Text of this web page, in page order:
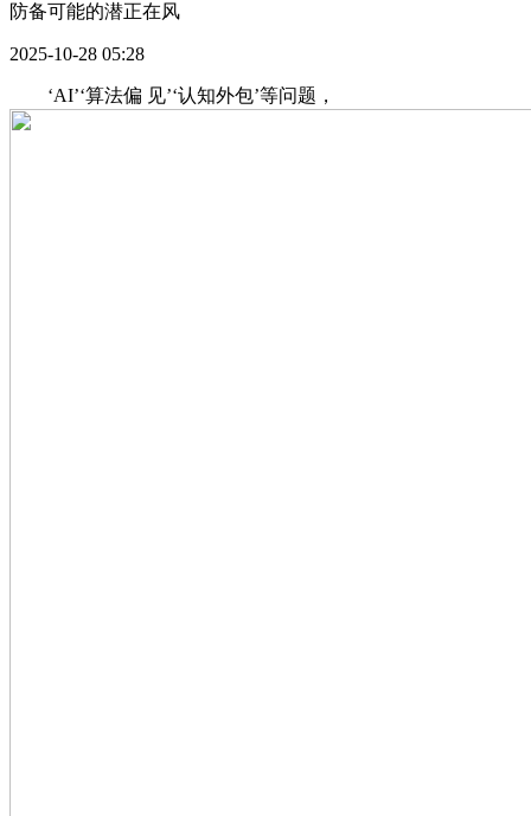
防备可能的潜正在风
2025-10-28 05:28
‘AI’‘算法偏 见’‘认知外包’等问题，